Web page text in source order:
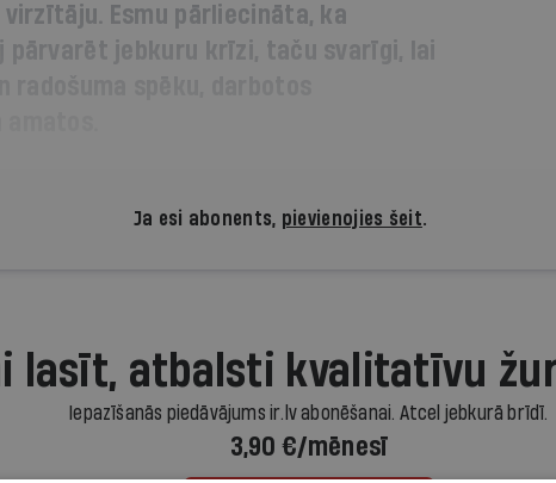
Esmu pārliecināta, ka
pārvarēt jebkuru krīzi, taču svarīgi, lai
Ja esi abonents, pievienojies šeit.
lasīt, atbalsti kvalitatīvu
Iepazīšanās piedāvājums ir.lv abonēšanai. Atcel jebkurā brīdī.
3,90 €/mēnesī